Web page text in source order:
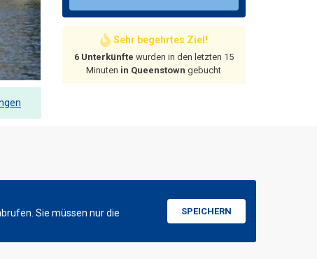
Sehr begehrtes Ziel!
6 Unterkünfte wurden in den letzten 15
Minuten in Queenstown gebucht
Sie müssen nur die
SPEICHERN